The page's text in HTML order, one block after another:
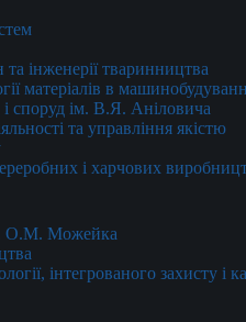
інженерії тваринництва
матеріалів в
споруд ім. В.Я. Аніловича
та управління якістю
і харчових
О.М. Можейка
інтегрованого